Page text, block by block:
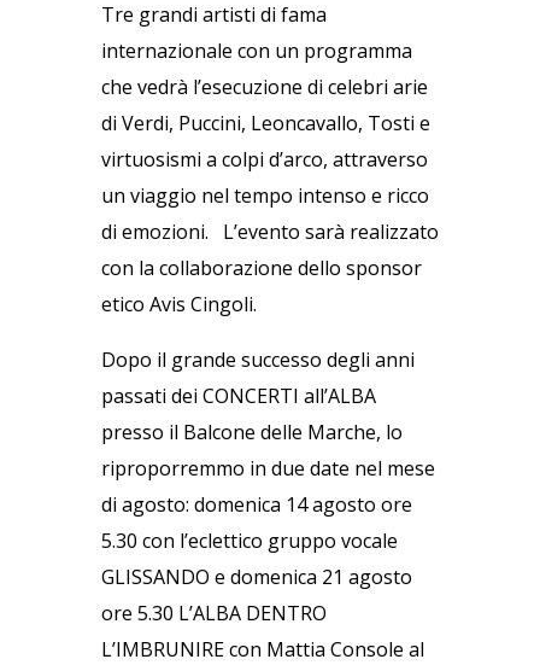
Tre grandi artisti di fama
internazionale con un programma
che vedrà l’esecuzione di celebri arie
di Verdi, Puccini, Leoncavallo, Tosti e
virtuosismi a colpi d’arco, attraverso
un viaggio nel tempo intenso e ricco
di emozioni. L’evento sarà realizzato
con la collaborazione dello sponsor
etico Avis Cingoli.
Dopo il grande successo degli anni
passati dei CONCERTI all’ALBA
presso il Balcone delle Marche, lo
riproporremmo in due date nel mese
di agosto: domenica 14 agosto ore
5.30 con l’eclettico gruppo vocale
GLISSANDO e domenica 21 agosto
ore 5.30 L’ALBA DENTRO
L’IMBRUNIRE con Mattia Console al